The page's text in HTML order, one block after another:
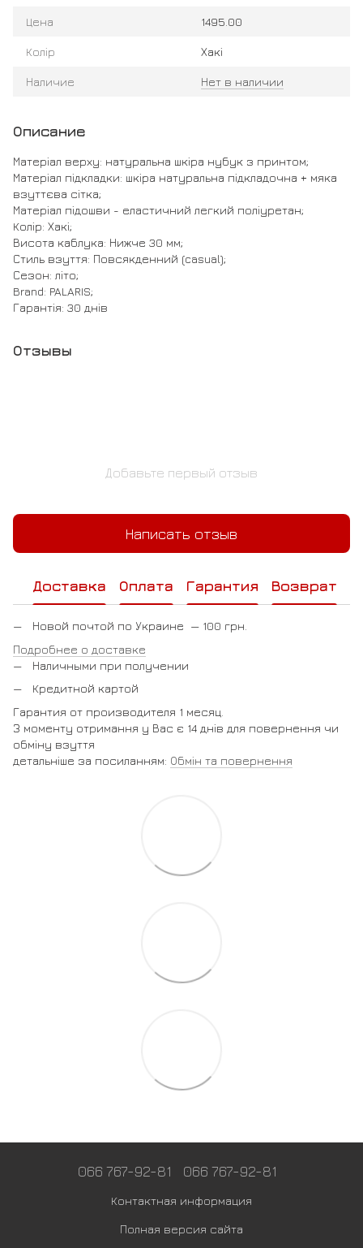
Цена 1495.00
Колір Хакі
Наличие Нет в наличии
Описание
Матеріал верху: натуральна шкіра нубук з принтом;
Матеріал підкладки: шкіра натуральна підкладочна + мяка
взуттєва сітка;
Матеріал підошви - еластичний легкий поліуретан;
Колір: Хакі;
Висота каблука: Нижче 30 мм;
Стиль взуття: Повсякденний (casual);
Сезон: літо;
Brand: PALARIS;
Гарантія: 30 днів
Отзывы
Добавьте первый отзыв
Написать отзыв
Доставка Оплата Гарантия Возврат
Новой почтой по Украине — 100 грн.
Подробнее о доставке
Наличными при получении
Кредитной картой
Гарантия от производителя 1 месяц.
З моменту отримання у Вас є 14 днів для повернення чи
обміну взуття
детальніше за посиланням: Обмін та повернення
066 767-92-81 066 767-92-81
Контактная информация
Полная версия сайта